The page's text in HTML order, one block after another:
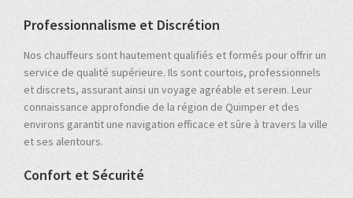
Professionnalisme et Discrétion
Nos chauffeurs sont hautement qualifiés et formés pour offrir un
service de qualité supérieure. Ils sont courtois, professionnels
et discrets, assurant ainsi un voyage agréable et serein. Leur
connaissance approfondie de la région de Quimper et des
environs garantit une navigation efficace et sûre à travers la ville
et ses alentours.
Confort et Sécurité